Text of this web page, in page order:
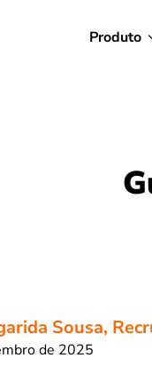
Produto
Sousa,
de 2025